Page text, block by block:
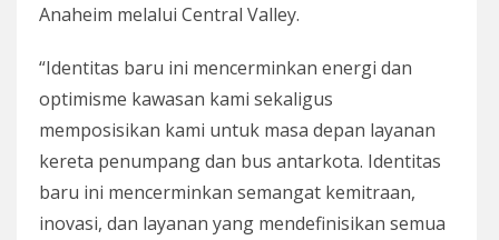
Anaheim melalui Central Valley.
“Identitas baru ini mencerminkan energi dan
optimisme kawasan kami sekaligus
memposisikan kami untuk masa depan layanan
kereta penumpang dan bus antarkota. Identitas
baru ini mencerminkan semangat kemitraan,
inovasi, dan layanan yang mendefinisikan semua